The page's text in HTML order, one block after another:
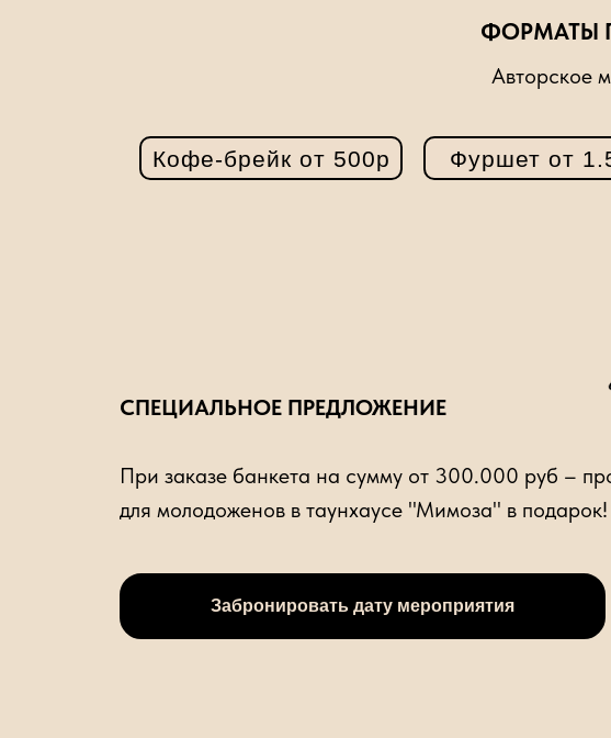
СПЕЦИАЛЬНОЕ ПРЕДЛОЖЕНИЕ
При заказе банкета на сумму от 300.000 руб –
для молодоженов в таунхаусе "Мимоза" в подарок!
Забронировать дату мероприятия
Авторское
Фуршет от
Кофе-брейк от 500р
ФОРМАТЫ